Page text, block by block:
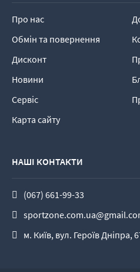
Про нас
Обмін та повернення
Дисконт
Новини
Сервіс
Карта сайту
НАШІ КОНТАКТИ
(067) 661-99-33
м. Київ, вул. Героїв Дніпра,